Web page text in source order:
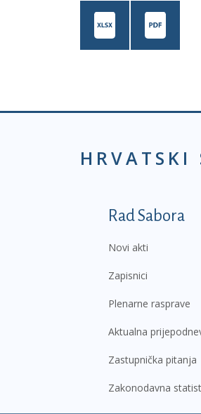
HRVATSKI
Podnožje
Rad Sabora
Novi akti
Zapisnici
Plenarne rasprave
Aktualna
Zastupnička pitanja
Zakonodavna